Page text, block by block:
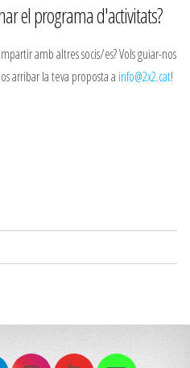
el programa d'activitats?
amb altres socis/es? Vols guiar-nos
arribar la teva proposta a info@2x2.cat!